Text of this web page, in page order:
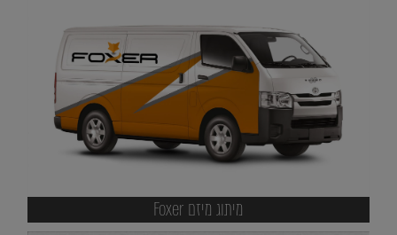
מיתוג מיזם Foxer